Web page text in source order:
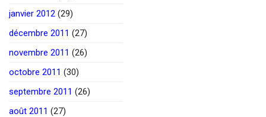
janvier 2012 (29)
décembre 2011 (27)
novembre 2011 (26)
octobre 2011 (30)
septembre 2011 (26)
août 2011 (27)